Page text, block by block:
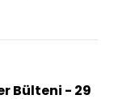
Bülteni - 29